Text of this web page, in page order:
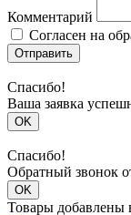
Комментарий
Согласен на
Отправить
Спасибо!
Ваша заявка
OK
Спасибо!
Обратный звонок
OK
Товары добавлены